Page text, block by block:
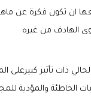
ان تكون فكرة عن
الهادف من غيره
ذات تأثير
الخاطئة والمؤدية